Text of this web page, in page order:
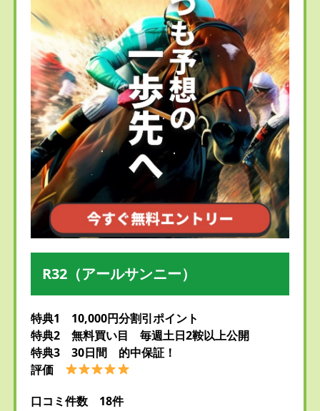
R32（アールサンニー）
特典1 10,000円分割引ポイント
特典2 無料買い目 毎週土日2鞍以上公開
特典3 30日間 的中保証！
評価
口コミ件数 18件